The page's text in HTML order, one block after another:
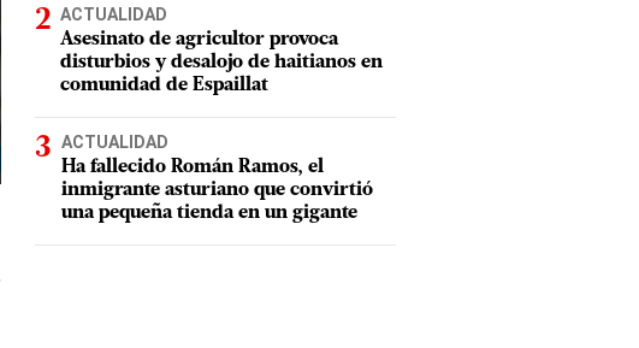
ACTUALIDAD
Asesinato de agricultor provoca
disturbios y desalojo de haitianos en
comunidad de Espaillat
ACTUALIDAD
Ha fallecido Román Ramos, el
inmigrante asturiano que convirtió
una pequeña tienda en un gigante